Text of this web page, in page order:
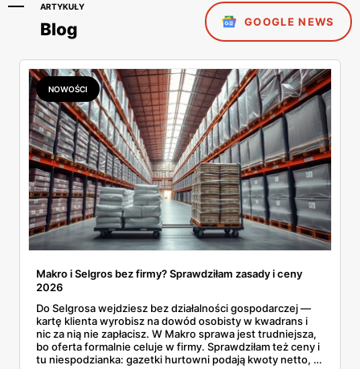
ARTYKUŁY
Blog GOOGLE NEWS
NOWOŚCI
Makro i Selgros bez firmy? Sprawdziłam zasady i ceny
2026
Do Selgrosa wejdziesz bez działalności gospodarczej —
kartę klienta wyrobisz na dowód osobisty w kwadrans i
nic za nią nie zapłacisz. W Makro sprawa jest trudniejsza,
bo oferta formalnie celuje w firmy. Sprawdziłam też ceny i
tu niespodzianka: gazetki hurtowni podają kwoty netto, a